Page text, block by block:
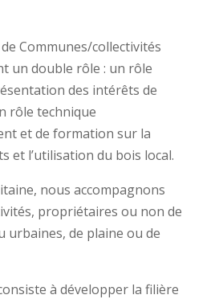
Communes/collectivités
un double rôle : un rôle
des intérêts de
rôle technique
et de formation sur la
et l’utilisation du bois local.
nous accompagnons
propriétaires ou non de
urbaines, de plaine ou de
à développer la filière